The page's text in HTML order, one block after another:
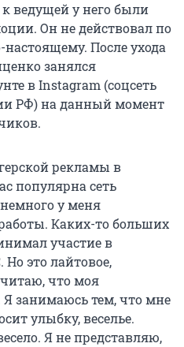
к ведущей у него были
Он не действовал по
После ухода
занялся
в Instagram (соцсеть
РФ) на данный момент
рекламы в
популярна сеть
у меня
Каких-то больших
участие в
Но это лайтовое,
что моя
занимаюсь тем, что мне
улыбку, веселье.
Я не представляю,